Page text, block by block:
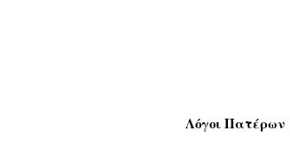
Λόγοι Πατέρων